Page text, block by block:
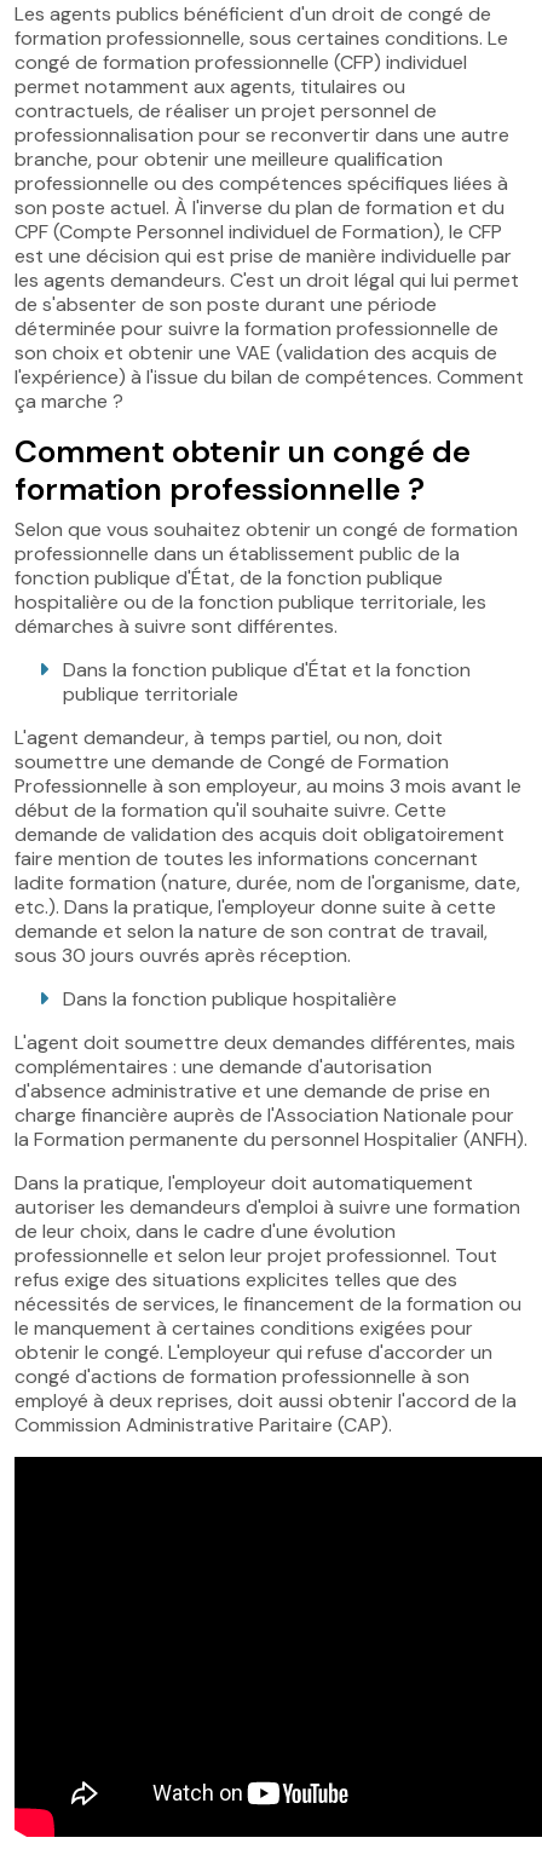
Les agents publics bénéficient d'un droit de congé de
formation professionnelle, sous certaines conditions. Le
congé de formation professionnelle (CFP) individuel
permet notamment aux agents, titulaires ou
contractuels, de réaliser un projet personnel de
professionnalisation pour se reconvertir dans une autre
branche, pour obtenir une meilleure qualification
professionnelle ou des compétences spécifiques liées à
son poste actuel. À l'inverse du plan de formation et du
CPF (Compte Personnel individuel de Formation), le CFP
est une décision qui est prise de manière individuelle par
les agents demandeurs. C'est un droit légal qui lui permet
de s'absenter de son poste durant une période
déterminée pour suivre la formation professionnelle de
son choix et obtenir une VAE (validation des acquis de
l'expérience) à l'issue du bilan de compétences. Comment
ça marche ?
Comment obtenir un congé de
formation professionnelle ?
Selon que vous souhaitez obtenir un congé de formation
professionnelle dans un établissement public de la
fonction publique d'État, de la fonction publique
hospitalière ou de la fonction publique territoriale, les
démarches à suivre sont différentes.
Dans la fonction publique d'État et la fonction
publique territoriale
L'agent demandeur, à temps partiel, ou non, doit
soumettre une demande de Congé de Formation
Professionnelle à son employeur, au moins 3 mois avant le
début de la formation qu'il souhaite suivre. Cette
demande de validation des acquis doit obligatoirement
faire mention de toutes les informations concernant
ladite formation (nature, durée, nom de l'organisme, date,
etc.). Dans la pratique, l'employeur donne suite à cette
demande et selon la nature de son contrat de travail,
sous 30 jours ouvrés après réception.
Dans la fonction publique hospitalière
L'agent doit soumettre deux demandes différentes, mais
complémentaires : une demande d'autorisation
d'absence administrative et une demande de prise en
charge financière auprès de l'Association Nationale pour
la Formation permanente du personnel Hospitalier (ANFH).
Dans la pratique, l'employeur doit automatiquement
autoriser les demandeurs d'emploi à suivre une formation
de leur choix, dans le cadre d'une évolution
professionnelle et selon leur projet professionnel. Tout
refus exige des situations explicites telles que des
nécessités de services, le financement de la formation ou
le manquement à certaines conditions exigées pour
obtenir le congé. L'employeur qui refuse d'accorder un
congé d'actions de formation professionnelle à son
employé à deux reprises, doit aussi obtenir l'accord de la
Commission Administrative Paritaire (CAP).